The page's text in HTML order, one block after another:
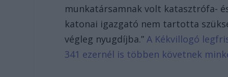
munkatársamnak volt katasztrófa-
katonai igazgató nem tartotta
végleg nyugdíjba.”A Kékvillogó
341 ezernél is többen követnek